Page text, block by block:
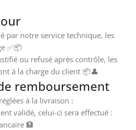
par notre service technique, les
✅📦
ou refusé après contrôle, les
à la charge du client 📦👤
remboursement
à la livraison :
validé, celui-ci sera effectué :
🏦